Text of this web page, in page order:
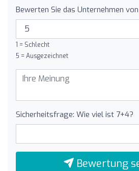
Bewerten Sie das Unternehmen
1 = Schlecht
5 = Ausgezeichnet
Sicherheitsfrage: Wie viel ist 7+4?
Bewertung